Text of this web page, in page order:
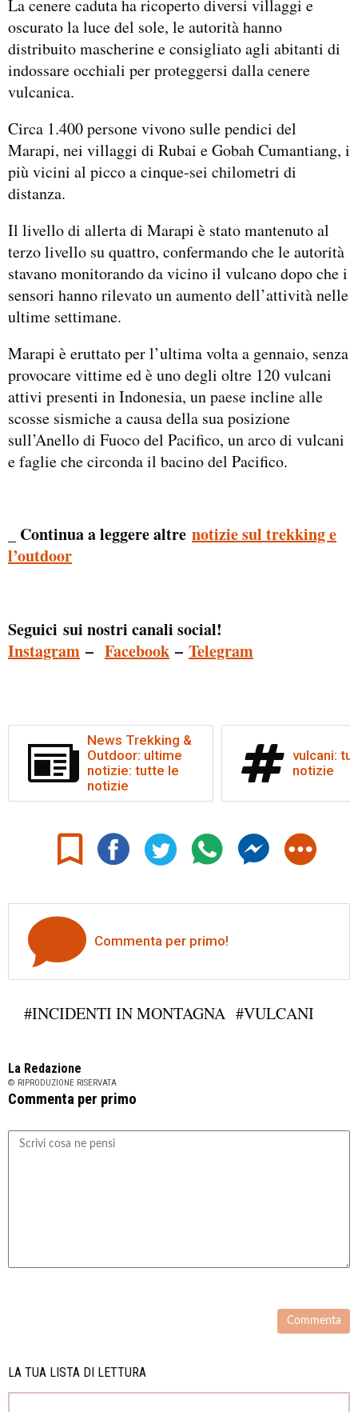
La cenere caduta ha ricoperto diversi villaggi e
oscurato la luce del sole, le autorità hanno
distribuito mascherine e consigliato agli abitanti di
indossare occhiali per proteggersi dalla cenere
vulcanica.
Circa 1.400 persone vivono sulle pendici del
Marapi, nei villaggi di Rubai e Gobah Cumantiang, i
più vicini al picco a cinque-sei chilometri di
distanza.
Il livello di allerta di Marapi è stato mantenuto al
terzo livello su quattro, confermando che le autorità
stavano monitorando da vicino il vulcano dopo che i
sensori hanno rilevato un aumento dell’attività nelle
ultime settimane.
Marapi è eruttato per l’ultima volta a gennaio, senza
provocare vittime ed è uno degli oltre 120 vulcani
attivi presenti in Indonesia, un paese incline alle
scosse sismiche a causa della sua posizione
sull’Anello di Fuoco del Pacifico, un arco di vulcani
e faglie che circonda il bacino del Pacifico.
_ Continua a leggere altre notizie sul trekking e
l’outdoor
Seguici sui nostri canali social!
Instagram – Facebook – Telegram
News Trekking &
Outdoor: ultime
notizie: tutte le
notizie
vulcani:
notizie
Commenta per primo!
#INCIDENTI IN MONTAGNA #VULCANI
La Redazione
© RIPRODUZIONE RISERVATA
Commenta per primo
LA TUA LISTA DI LETTURA